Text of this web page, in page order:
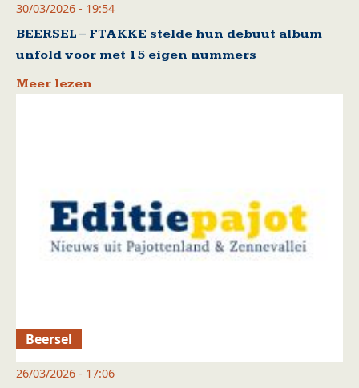
30/03/2026 - 19:54
BEERSEL – FTAKKE stelde hun debuut album
unfold voor met 15 eigen nummers
Meer lezen
Beersel
26/03/2026 - 17:06